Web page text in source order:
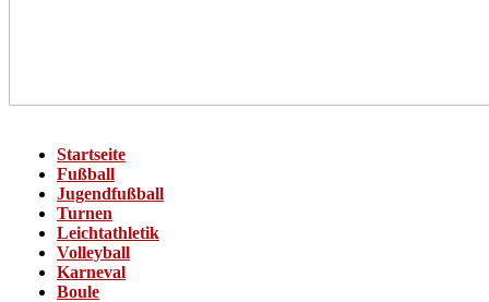
Startseite
Fußball
Jugendfußball
Turnen
Leichtathletik
Volleyball
Karneval
Boule